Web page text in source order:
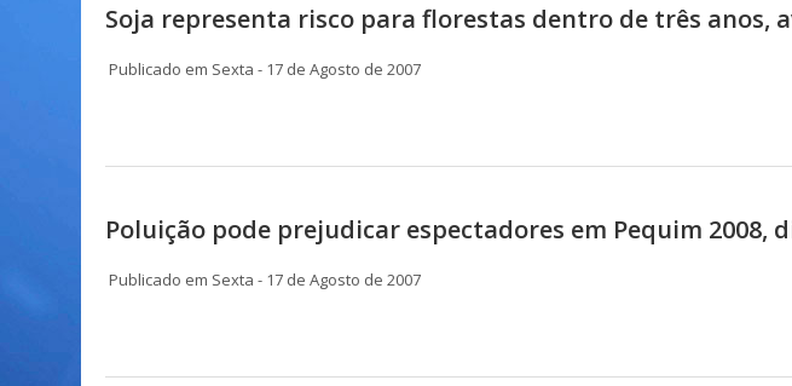
Soja representa risco para florestas dentro de três anos,
Publicado em Sexta - 17 de Agosto de 2007
Poluição pode prejudicar espectadores em Pequim 2008,
Publicado em Sexta - 17 de Agosto de 2007